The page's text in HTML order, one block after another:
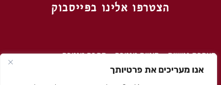
אנו מעריכים את פרטיותך
הצטרפו אלינו בפייסבוק
הצהרת נגישות–מיניות טנטרה–מה זה טנטרה
'מארג' – © כל הזכויות שמורות 2020